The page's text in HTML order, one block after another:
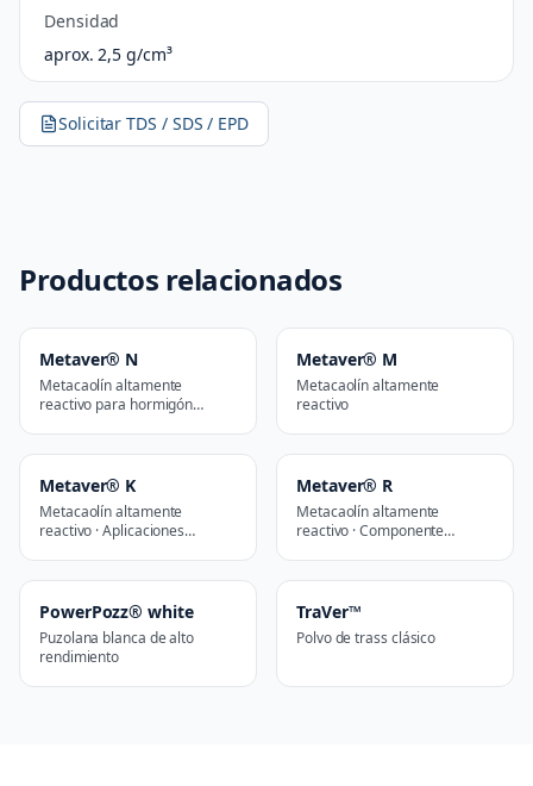
Densidad
aprox. 2,5 g/cm³
Solicitar TDS / SDS / EPD
Productos relacionados
Metaver® N
Metacaolín altamente
reactivo para hormigón
Metaver® M
Metacaolín altamente
reactivo
Metaver® K
Metacaolín altamente
reactivo · Aplicaciones
Metaver® R
Metacaolín altamente
reactivo · Componente
PowerPozz® white
Puzolana blanca de alto
rendimiento
TraVer™
Polvo de trass clásico